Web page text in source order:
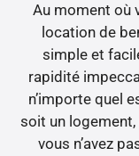
Au moment où
location de
simple et
rapidité
n’importe quel
soit un logement,
vous n’avez